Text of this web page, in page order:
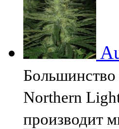
Northern
производит